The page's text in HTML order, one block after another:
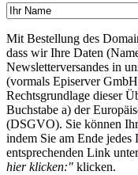
Mit Bestellung des
dass wir Ihre Daten
Newsletterversandes in
(vormals Episerver
Rechtsgrundlage dieser
Buchstabe a) der
(DSGVO). Sie können
indem Sie am Ende
entsprechenden Link
hier klicken:" klicken.